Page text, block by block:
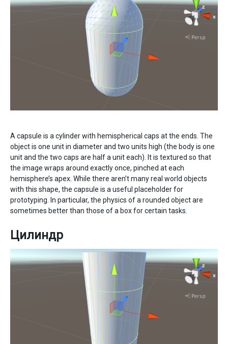
A capsule is a cylinder with hemispherical caps at the ends. The
object is one unit in diameter and two units high (the body is one
unit and the two caps are half a unit each). It is textured so that
the image wraps around exactly once, pinched at each
hemisphere’s apex. While there aren’t many real world objects
with this shape, the capsule is a useful placeholder for
prototyping. In particular, the physics of a rounded object are
sometimes better than those of a box for certain tasks.
Цилиндр